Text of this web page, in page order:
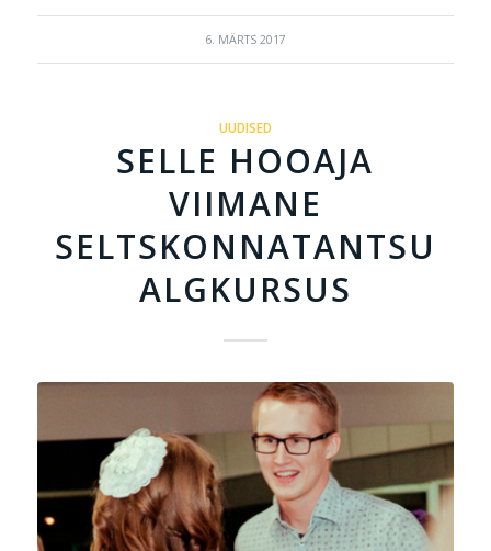
6. MÄRTS 2017
UUDISED
SELLE HOOAJA
VIIMANE
SELTSKONNATANTSU
ALGKURSUS